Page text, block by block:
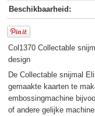
Beschikbaarheid:
Col1370 Collectable
design
De Collectable snijmal
gemaakte kaarten te
embossingmachine
of andere gelijke